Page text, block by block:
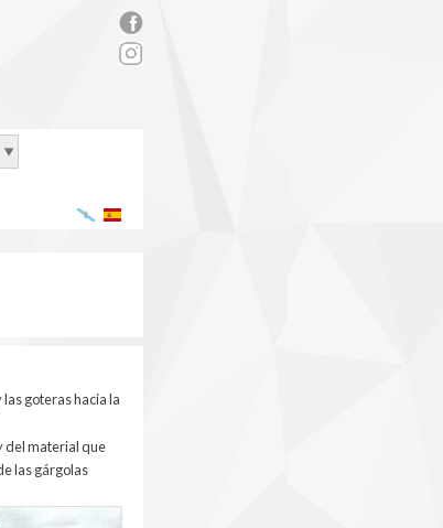
rs_facebook.png
goteras hacia la
del material que
las gárgolas